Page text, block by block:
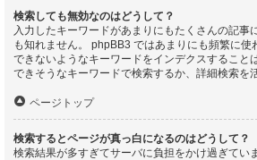
検索しても無効なのはどうして？
入力したキーワードがあまりにもたくさんの記事
も知れません。 phpBB3 ではあまりにも頻繁に使
できないようなキーワードをインデクスすること
できそうなキーワードで検索するか、詳細検索を
ページトップ
検索するとページが真っ白になるのはどうして？
検索結果が多すぎてサーバに負担をかけ過ぎてい